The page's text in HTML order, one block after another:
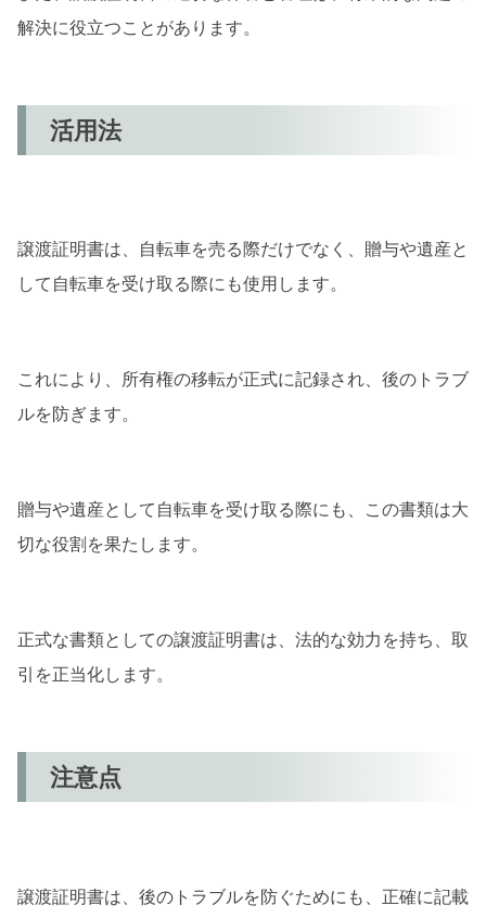
解決に役立つことがあります。
活用法
譲渡証明書は、自転車を売る際だけでなく、贈与や遺産と
して自転車を受け取る際にも使用します。
これにより、所有権の移転が正式に記録され、後のトラブ
ルを防ぎます。
贈与や遺産として自転車を受け取る際にも、この書類は大
切な役割を果たします。
正式な書類としての譲渡証明書は、法的な効力を持ち、取
引を正当化します。
注意点
譲渡証明書は、後のトラブルを防ぐためにも、正確に記載